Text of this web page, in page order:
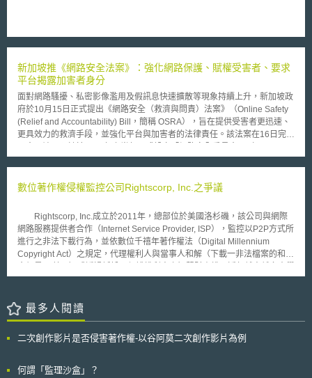
新加坡推《網路安全法案》：強化網路保護、賦權受害者、要求
平台揭露加害者身分
面對網路騷擾、私密影像濫用及假訊息快速擴散等現象持續上升，新加坡政
府於10月15日正式提出《網路安全（救濟與問責）法案》（Online Safety
(Relief and Accountability) Bill，簡稱 OSRA），旨在提供受害者更迅速、
更具效力的救濟手段，並強化平台與加害者的法律責任。該法案在16日完成
Safety Commission, OSC）。 政府指出，隨著民眾日常高度依賴網路，各
有害內容，另有三分之一在過去一年曾遭遇實質的網路不法行為。其類型包
外界輕忽其傷害而感到無助，甚至減少自身在網路上的公共參與。 OSRA的
核心是建立網路安全委員會（Online Safety Commission, OSC），作為受
害者的專責申訴與救濟窗口。受害者在多數案件中須先向平台申訴；若平台
未能妥善處理，即可向OSC報告。但針對私密影像濫用、兒童影像濫用與人
OSC 還可指示ISP阻擋特定網站，或要求App Store下架相關應用程式。 依
據法案與附件內容，新加坡將線上侵害行為分為13類，並分階段實施，包
含： 1. 網路騷擾（含性騷擾） 2. 人肉搜索 3. 網路跟蹤 4. 私密影像濫用 5.
將隨後實施，構成法定侵權行為（statutory torts），受害者可據此向法院請
數位著作權侵權監控公司Rightscorp, Inc.之爭議
Rightscorp, Inc.成立於2011年，總部位於美國洛杉磯，該公司與網際
網路服務提供者合作（Internet Service Provider, ISP），監控以P2P方式所
進行之非法下載行為，並依數位千禧年著作權法（Digital Millennium
Copyright Act）之規定，代理權利人與當事人和解（下載一非法檔案的和解
甚至是華納兄弟（Warner Bros.）、唱片公司BMG使用Rightscorp這樣第三
of Monroe, Georgia），該公司因未得消費者同意以電話留言或者發送簡
訊、email的方式威嚇消費者達成非法著作權下載之和解，被控訴違反「電
和Ben Jenkin主張針對每一筆非法之通訊連絡請求損害賠償，總額估算可能
（California federal court）面臨之集體訴訟仍在進行中，原告方指出
最多人閱讀
二次創作影片是否侵害著作權-以谷阿莫二次創作影片為例
何謂「監理沙盒」？